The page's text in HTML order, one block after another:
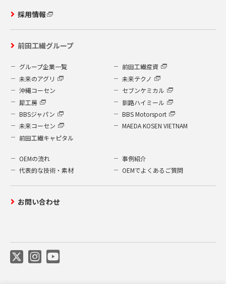
採用情報
前田工繊グループ
グループ企業一覧
前田工繊産資
未来のアグリ
未来テクノ
沖縄コーセン
セブンケミカル
犀工房
釧路ハイミール
BBSジャパン
BBS Motorsport
未来コーセン
MAEDA KOSEN VIETNAM
前田工繊キャピタル
OEMの流れ
事例紹介
代表的な技術・素材
OEMでよくあるご質問
お問い合わせ